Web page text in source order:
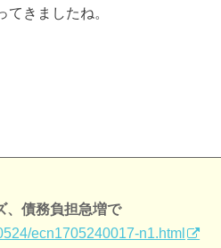
きましたね。
債務負担急増で
ecn1705240017-n1.html